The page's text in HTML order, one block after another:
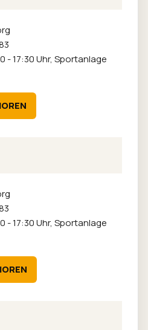
- 17:30 Uhr, Sportanlage
- 17:30 Uhr, Sportanlage